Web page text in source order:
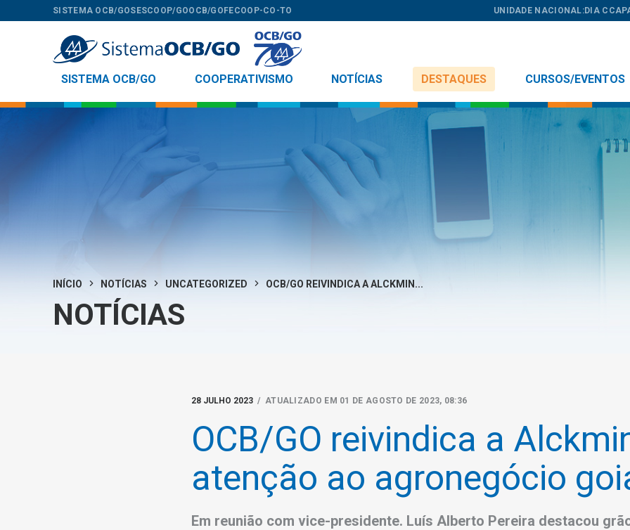
SISTEMA OCB/GOSESCOOP/GOOCB/GOFECOOP-CO-TO UNIDADE NACIONAL:DIA C
SISTEMA OCB/GO COOPERATIVISMO NOTÍCIAS DESTAQUES CURSOS/EVENTOS
INÍCIO NOTÍCIAS UNCATEGORIZED OCB/GO REIVINDICA A ALCKMIN...
NOTÍCIAS
28 JULHO 2023 / ATUALIZADO EM 01 DE AGOSTO DE 2023, 08:36
OCB/GO reivindica a
atenção ao agronegócio
Em reunião com vice-presidente. Luís Alberto Pereira destacou